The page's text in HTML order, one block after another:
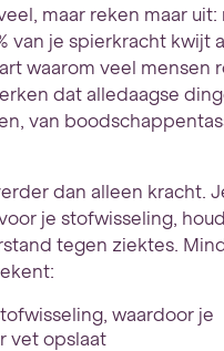
maar reken maar uit:
van je spierkracht kwijt
waarom veel mensen
dat alledaagse
van
dan alleen kracht.
je stofwisseling,
tegen ziektes.
waardoor je
vet opslaat